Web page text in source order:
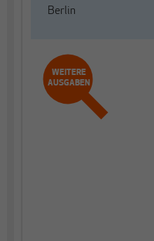
Berlin
WEITERE
AUSGABEN